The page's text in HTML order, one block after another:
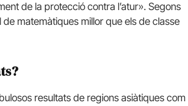
de la protecció contra l’atur». Segons
de matemàtiques millor que els de classe
resultats de regions asiàtiques com